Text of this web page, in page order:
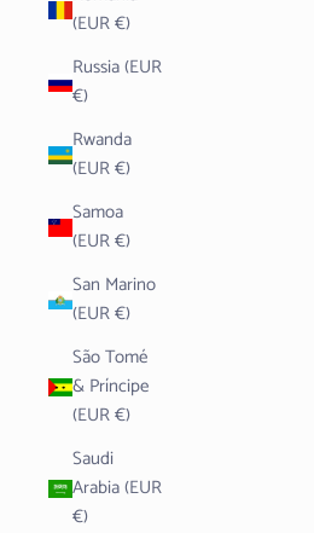
(EUR €)
Russia (EUR
€)
Rwanda
(EUR €)
Samoa
(EUR €)
San Marino
(EUR €)
São Tomé
& Príncipe
(EUR €)
Saudi
Arabia (EUR
€)